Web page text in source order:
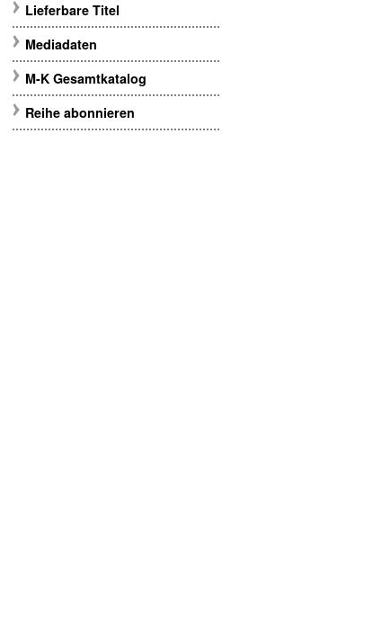
Lieferbare Titel
Mediadaten
M-K Gesamtkatalog
Reihe abonnieren